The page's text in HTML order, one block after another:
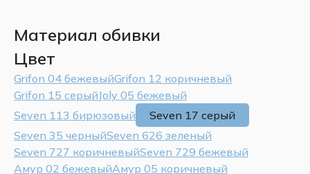
Материал обивки
Цвет
Grifon 04 бежевыйGrifon 12 коричневый
Grifon 15 серыйJoly 05 бежевый
Seven 113 бирюзовый
Seven 17 серый
Seven 35 черныйSeven 626 зеленый
Seven 727 коричневыйSeven 729 бежевый
Амур 02 бежевыйАмур 05 коричневый